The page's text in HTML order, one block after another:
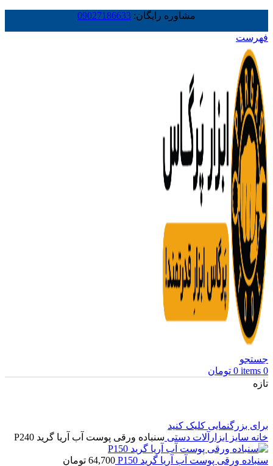
مشاوره رایگان: 09027186633
فهرست
جستجو
0
items
0 تومان
تازه
برای بزرگنمایی کلیک کنید
خانه سایز ابزارآلات دستی سنباده ورقی پوست آب آریا گرید P240
سنباده ورقی پوست آب آریا گرید P150 64,700 تومان